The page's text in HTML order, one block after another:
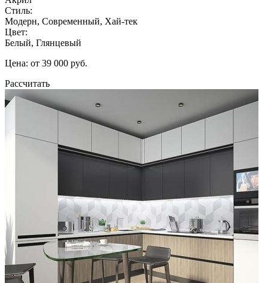
Стиль:
Модерн, Современный, Хай-тек
Цвет:
Белый, Глянцевый
Цена: от 39 000 руб.
Рассчитать